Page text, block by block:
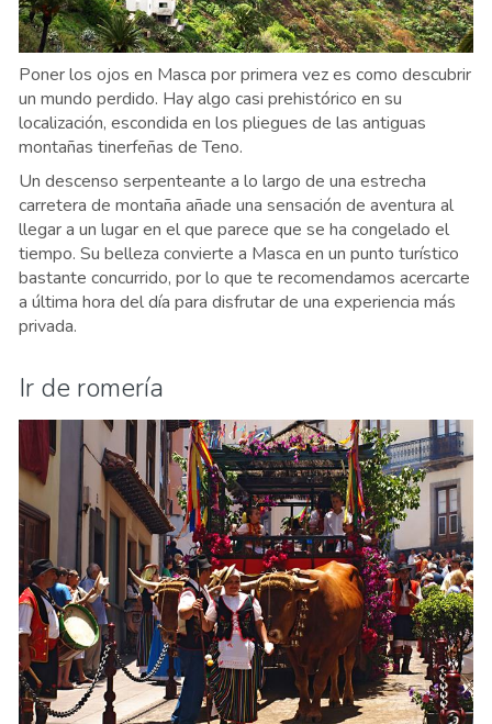
Poner los ojos en Masca por primera vez es como descubrir
un mundo perdido. Hay algo casi prehistórico en su
localización, escondida en los pliegues de las antiguas
montañas tinerfeñas de Teno.
Un descenso serpenteante a lo largo de una estrecha
carretera de montaña añade una sensación de aventura al
llegar a un lugar en el que parece que se ha congelado el
tiempo. Su belleza convierte a Masca en un punto turístico
bastante concurrido, por lo que te recomendamos acercarte
a última hora del día para disfrutar de una experiencia más
privada.
Ir de romería